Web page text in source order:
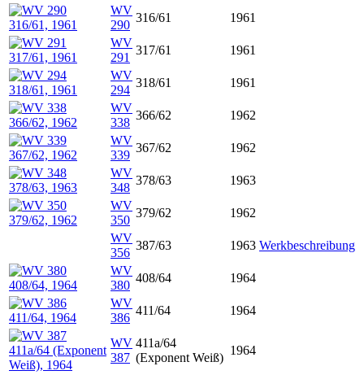
WV
290
316/61
1961
WV
291
317/61
1961
WV
294
318/61
1961
WV
338
366/62
1962
WV
339
367/62
1962
WV
348
378/63
1963
WV
350
379/62
1962
WV
356
387/63 1963 Werkbeschreibung
WV
380
408/64
1964
WV
386
411/64 1964
WV
387
411a/64
(Exponent Weiß)
1964